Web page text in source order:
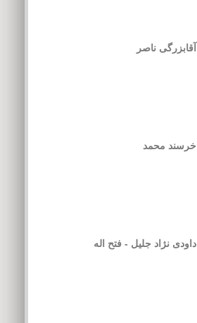
آقابزرگی ناصر
خرسند محمد
داودی نژاد جلیل - فتح اله